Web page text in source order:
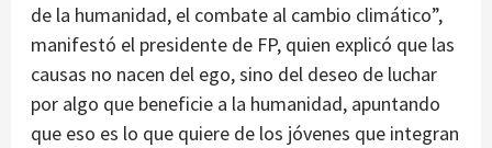
de la humanidad, el combate al cambio climático”,
manifestó el presidente de FP, quien explicó que las
causas no nacen del ego, sino del deseo de luchar
por algo que beneficie a la humanidad, apuntando
que eso es lo que quiere de los jóvenes que integran